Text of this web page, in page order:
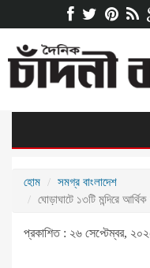
হোম
সমগ্র বাংলাদেশ
ঘোড়াঘাটে ১৩টি মন্দিরে
প্রকাশিত : ২৬ সেপ্টেম্বর,